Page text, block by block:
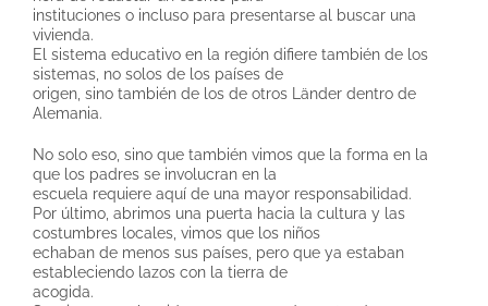
instituciones o incluso para presentarse al buscar una
vivienda.
El sistema educativo en la región difiere también de los
sistemas, no solos de los países de
origen, sino también de los de otros Länder dentro de
Alemania.
No solo eso, sino que también vimos que la forma en la
que los padres se involucran en la
escuela requiere aquí de una mayor responsabilidad.
Por último, abrimos una puerta hacia la cultura y las
costumbres locales, vimos que los niños
echaban de menos sus países, pero que ya estaban
estableciendo lazos con la tierra de
acogida.